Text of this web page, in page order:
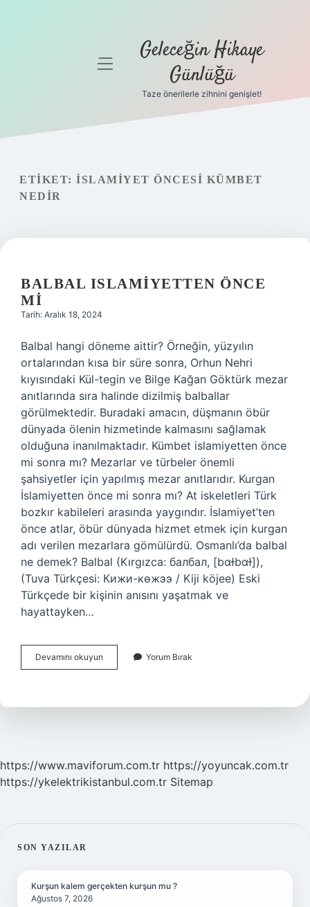
Gizlilik
Yasal Uyarı
menüyü Geleceğin Hikaye
Günlüğü
Taze önerilerle zihnini genişlet!
ETIKET: İSLAMIYET ÖNCESI KÜMBET
NEDIR
BALBAL ISLAMIYETTEN ÖNCE
MI
Tarih: Aralık 18, 2024
Balbal hangi döneme aittir? Örneğin, yüzyılın
ortalarından kısa bir süre sonra, Orhun Nehri
kıyısındaki Kül-tegin ve Bilge Kağan Göktürk mezar
anıtlarında sıra halinde dizilmiş balballar
görülmektedir. Buradaki amacın, düşmanın öbür
dünyada ölenin hizmetinde kalmasını sağlamak
olduğuna inanılmaktadır. Kümbet islamiyetten önce
mi sonra mı? Mezarlar ve türbeler önemli
şahsiyetler için yapılmış mezar anıtlarıdır. Kurgan
İslamiyetten önce mi sonra mı? At iskeletleri Türk
bozkır kabileleri arasında yaygındır. İslamiyet’ten
önce atlar, öbür dünyada hizmet etmek için kurgan
adı verilen mezarlara gömülürdü. Osmanlı’da balbal
ne demek? Balbal (Kırgızca: балбал, [bɑɫbɑɫ]),
(Tuva Türkçesi: Кижи-көжээ / Kiji köjee) Eski
Türkçede bir kişinin anısını yaşatmak ve
hayattayken…
Devamını okuyun
Islamiyetten
Yorum Bırak
https://www.maviforum.com.tr https://yoyuncak.com.tr
https://ykelektrikistanbul.com.tr Sitemap
SIDEBAR
SON YAZILAR
Kurşun kalem gerçekten kurşun mu ?
Ağustos 7, 2026